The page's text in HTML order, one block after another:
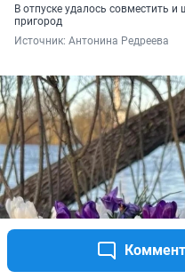
В отпуске удалось совместить
пригород
Источник: Антонина Редреева